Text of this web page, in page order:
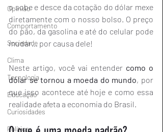
Opinião
Comportamento
Sociedade
Clima
Tecnologia
Educação
Curiosidades
Política
o sobe e desce da cotação do dólar mexe
diretamente com o nosso bolso. O preço
do pão, da gasolina e até do celular pode
mudar… por causa dele!
Neste artigo, você vai entender como o
dólar se tornou a moeda do mundo, por
que isso acontece até hoje e como essa
realidade afeta a economia do Brasil.